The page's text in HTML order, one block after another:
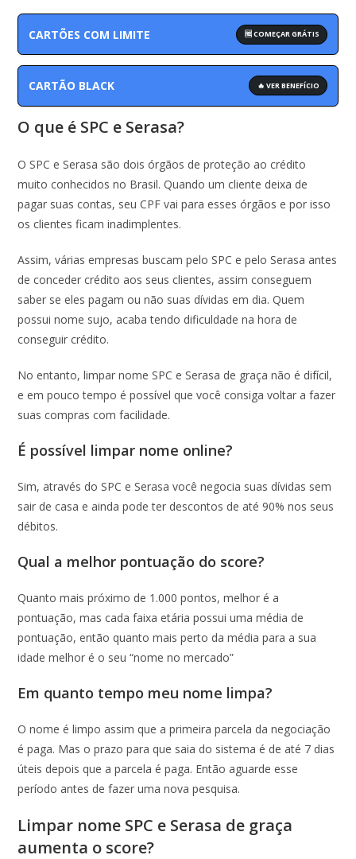
CARTÕES COM LIMITE 🆓 COMEÇAR GRÁTIS
CARTÃO BLACK 🔥 VER BENEFÍCIO
O que é SPC e Serasa?
O SPC e Serasa são dois órgãos de proteção ao crédito
muito conhecidos no Brasil. Quando um cliente deixa de
pagar suas contas, seu CPF vai para esses órgãos e por isso
os clientes ficam inadimplentes.
Assim, várias empresas buscam pelo SPC e pelo Serasa antes
de conceder crédito aos seus clientes, assim conseguem
saber se eles pagam ou não suas dívidas em dia. Quem
possui nome sujo, acaba tendo dificuldade na hora de
conseguir crédito.
No entanto, limpar nome SPC e Serasa de graça não é difícil,
e em pouco tempo é possível que você consiga voltar a fazer
suas compras com facilidade.
É possível limpar nome online?
Sim, através do SPC e Serasa você negocia suas dívidas sem
sair de casa e ainda pode ter descontos de até 90% nos seus
débitos.
Qual a melhor pontuação do score?
Quanto mais próximo de 1.000 pontos, melhor é a
pontuação, mas cada faixa etária possui uma média de
pontuação, então quanto mais perto da média para a sua
idade melhor é o seu “nome no mercado”
Em quanto tempo meu nome limpa?
O nome é limpo assim que a primeira parcela da negociação
é paga. Mas o prazo para que saia do sistema é de até 7 dias
úteis depois que a parcela é paga. Então aguarde esse
período antes de fazer uma nova pesquisa.
Limpar nome SPC e Serasa de graça
aumenta o score?